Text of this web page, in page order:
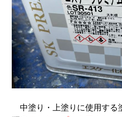
中塗り・上塗りに使用する